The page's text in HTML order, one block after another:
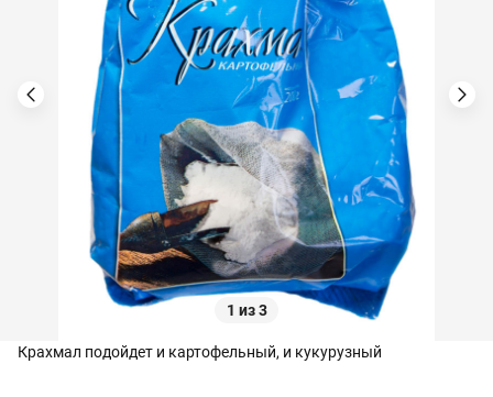
1 из 3
Крахмал подойдет и картофельный, и кукурузный